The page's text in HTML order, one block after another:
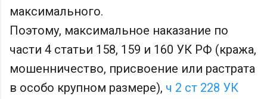
максимального.
Поэтому, максимальное наказание по
части 4 статьи 158, 159 и 160 УК РФ (кража,
мошенничество, присвоение или растрата
в особо крупном размере), ч 2 ст 228 УК